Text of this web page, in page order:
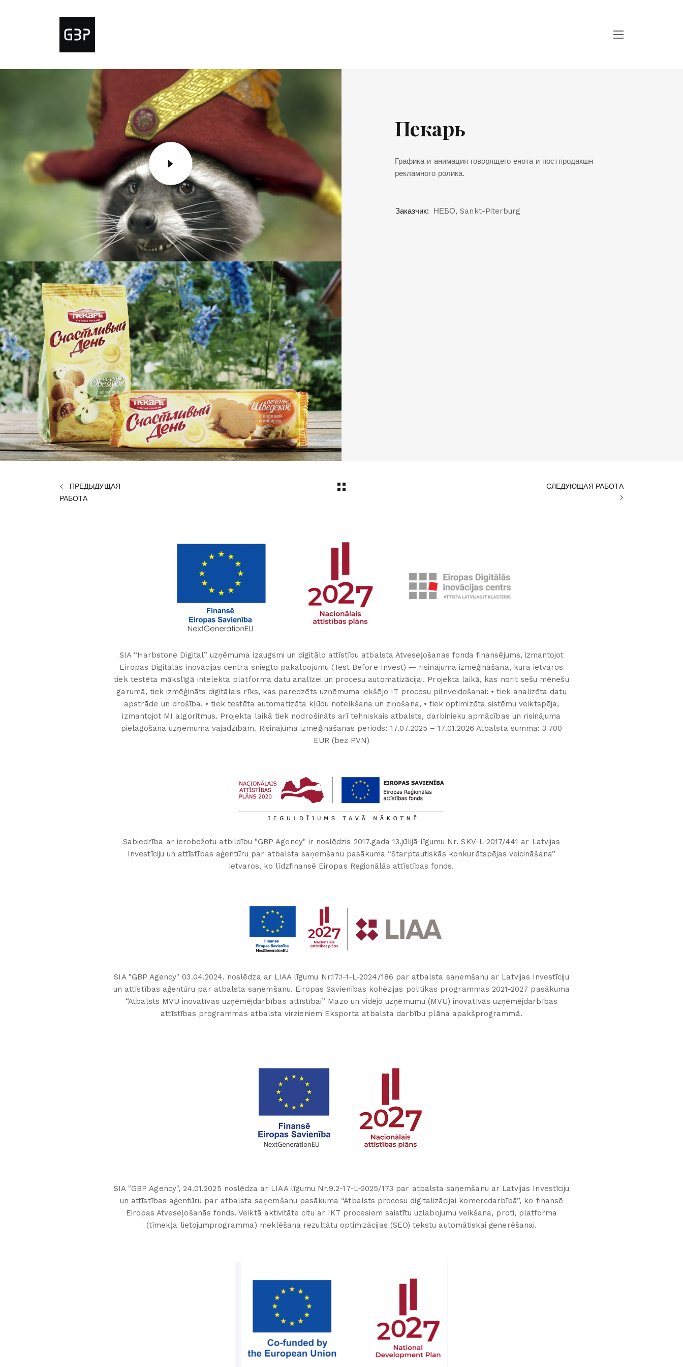
Пекарь
Графика и анимация говорящего енота и постпродакшн
рекламного ролика.
Заказчик: НЕБО, Sankt-Piterburg
ПРЕДЫДУЩАЯ
РАБОТА
СЛЕДУЮЩАЯ РАБОТА
SIA “Harbstone Digital” uzņēmuma izaugsmi un digitālo attīstību atbalsta Atveseļošanas fonda finansējums, izmantojot
Eiropas Digitālās inovācijas centra sniegto pakalpojumu (Test Before Invest) — risinājuma izmēģināšana, kura ietvaros
tiek testēta mākslīgā intelekta platforma datu analīzei un procesu automatizācijai. Projekta laikā, kas norit sešu mēnešu
garumā, tiek izmēģināts digitālais rīks, kas paredzēts uzņēmuma iekšējo IT procesu pilnveidošanai: • tiek analizēta datu
apstrāde un drošība, • tiek testēta automatizēta kļūdu noteikšana un ziņošana, • tiek optimizēta sistēmu veiktspēja,
izmantojot MI algoritmus. Projekta laikā tiek nodrošināts arī tehniskais atbalsts, darbinieku apmācības un risinājuma
pielāgošana uzņēmuma vajadzībām. Risinājuma izmēģināšanas periods: 17.07.2025 – 17.01.2026 Atbalsta summa: 3 700
EUR (bez PVN)
Sabiedrība ar ierobežotu atbildību "GBP Agency" ir noslēdzis 2017.gada 13.jūlijā līgumu Nr. SKV-L-2017/441 ar Latvijas
Investīciju un attīstības aģentūru par atbalsta saņemšanu pasākuma “Starptautiskās konkurētspējas veicināšana”
ietvaros, ko līdzfinansē Eiropas Reģionālās attīstības fonds.
SIA "GBP Agency" 03.04.2024. noslēdza ar LIAA līgumu Nr.17.1-1-L-2024/186 par atbalsta saņemšanu ar Latvijas Investīciju
un attīstības aģentūru par atbalsta saņemšanu. Eiropas Savienības kohēzijas politikas programmas 2021-2027 pasākuma
“Atbalsts MVU inovatīvas uzņēmējdarbības attīstībai” Mazo un vidējo uzņēmumu (MVU) inovatīvās uzņēmējdarbības
attīstības programmas atbalsta virzieniem Eksporta atbalsta darbību plāna apakšprogrammā.
SIA "GBP Agency", 24.01.2025 noslēdza ar LIAA līgumu Nr.9.2-17-L-2025/173 par atbalsta saņemšanu ar Latvijas Investīciju
un attīstības aģentūru par atbalsta saņemšanu pasākuma “Atbalsts procesu digitalizācijai komercdarbībā”, ko finansē
Eiropas Atveseļošanās fonds. Veiktā aktivitāte citu ar IKT procesiem saistītu uzlabojumu veikšana, proti, platforma
(tīmekļa lietojumprogramma) meklēšana rezultātu optimizācijas (SEO) tekstu automātiskai ģenerēšanai.